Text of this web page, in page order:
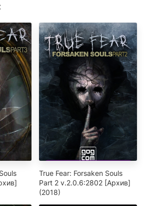
True Fear: Forsaken Souls
Part 2 v.2.0.6:2802 [Архив]
(2018)